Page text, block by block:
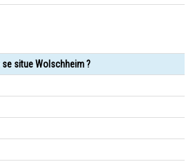
situe Wolschheim ?